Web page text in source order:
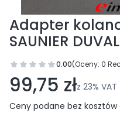
Adapter
SAUNIER
0.00(Oceny: 0
Przejdź do
99,75 złz 23% VAT
Ceny podane bez kosztów